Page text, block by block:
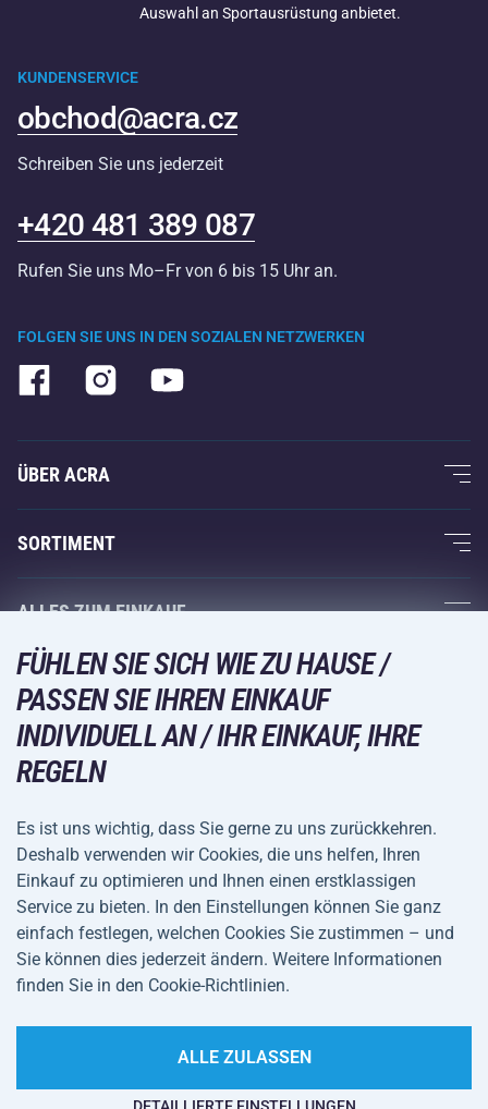
Auswahl an Sportausrüstung anbietet.
FOLGEN SIE UNS IN DEN SOZIALEN NETZWERKEN
KUNDENSERVICE
obchod@acra.cz
Schreiben Sie uns jederzeit
+420 481 389 087
Rufen Sie uns Mo–Fr von 6 bis 15 Uhr an.
ÜBER ACRA
Über uns
Acra-Garantie
Kontakte
Großhandel
Einkaufsratgeber
SORTIMENT
Fitness und Krafttraining
Racketsportarten
Wintersport
Freizeit und Unterhaltung
Camping und Wandern
Fahrräder und Roller
Ballsportarten
Wassersport
Sportbekleidung und Accessoires
ALLES ZUM EINKAUF
Acra-Garantie
Rückgabe und Reklamationen
VERSANDARTEN
ZAHLUNGSARTEN
Allgemeine
Geschäftsbedingungen
Datenschutz
Cookie-Einstellungen
FÜHLEN SIE SICH WIE ZU HAUSE /
PASSEN SIE IHREN EINKAUF
INDIVIDUELL AN / IHR EINKAUF, IHRE
REGELN
Es ist uns wichtig, dass Sie gerne zu uns zurückkehren.
Deshalb verwenden wir Cookies, die uns helfen, Ihren
Einkauf zu optimieren und Ihnen einen erstklassigen
Service zu bieten. In den Einstellungen können Sie ganz
einfach festlegen, welchen Cookies Sie zustimmen – und
Sie können dies jederzeit ändern. Weitere Informationen
finden Sie in den Cookie-Richtlinien.
ALLE ZULASSEN